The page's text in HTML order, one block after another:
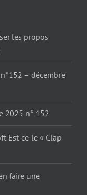
les propos
– décembre
2025 n° 152
Est-ce le « Clap
faire une